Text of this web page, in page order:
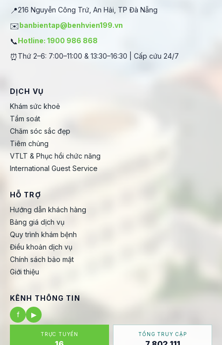
📍216 Nguyễn Công Trứ, An Hải, TP Đà Nẵng
✉️banbientap@benhvien199.vn
📞Hotline: 1900 986 868
⏰ Thứ 2–6: 7:00–11:00 & 13:30–16:30 | Cấp cứu 24/7
DỊCH VỤ
Khám sức khoẻ
Tầm soát
Chăm sóc sắc đẹp
Tiêm chủng
VTLT & Phục hồi chức năng
International Guest Service
HỖ TRỢ
Hướng dẫn khách hàng
Bảng giá dịch vụ
Quy trình khám bệnh
Điều khoản dịch vụ
Chính sách bảo mật
Giới thiệu
KÊNH THÔNG TIN
f
▶
TRỰC TUYẾN TỔNG TRUY CẬP